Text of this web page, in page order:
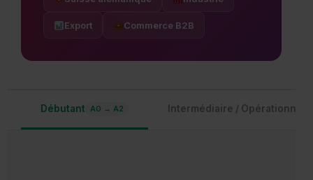
Export Commerce B2B
Débutant A0 → A2 Intermédiaire / Opérationnel